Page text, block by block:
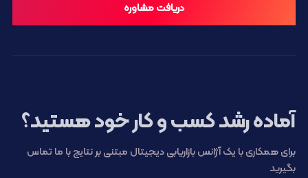
دریافت مشاوره
آماده رشد کسب و کار خود هستید؟
برای همکاری با یک آژانس بازاریابی دیجیتال مبتنی بر نتایج با ما تماس
بگیرید